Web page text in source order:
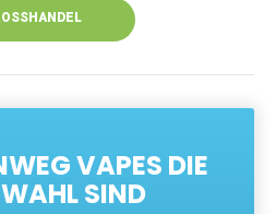
VAPES DIE
SIND